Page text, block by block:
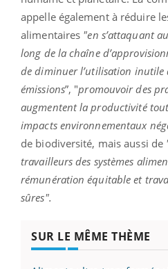
appelle également à réduire
alimentaires "en s’attaquant
long de la chaîne
de diminuer l’utilisation inutile
émissions”, "promouvoir des
augmentent la productivité
impacts environnementaux
de biodiversité, mais aussi de
travailleurs des systèmes
rémunération équitable et
sûres".
SUR LE MÊME THÈME